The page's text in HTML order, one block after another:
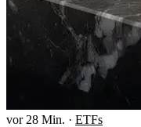
vor 28 Min. · ETFs